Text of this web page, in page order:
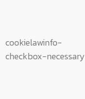
cookielawinfo-
checkbox-necessary